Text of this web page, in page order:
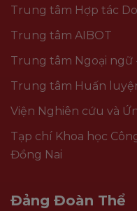
Trung tâm Hợp tác
Trung tâm AIBOT
Trung tâm Ngoại ngữ
Trung tâm Huấn
Viện Nghiên cứu và
Tạp chí Khoa học
Đồng Nai
Đảng Đoàn Thể